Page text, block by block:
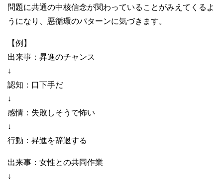
問題に共通の中核信念が関わっていることがみえてくるよ
うになり、悪循環のパターンに気づきます。
【例】
出来事：昇進のチャンス
↓
認知：口下手だ
↓
感情：失敗しそうで怖い
↓
行動：昇進を辞退する
出来事：女性との共同作業
↓